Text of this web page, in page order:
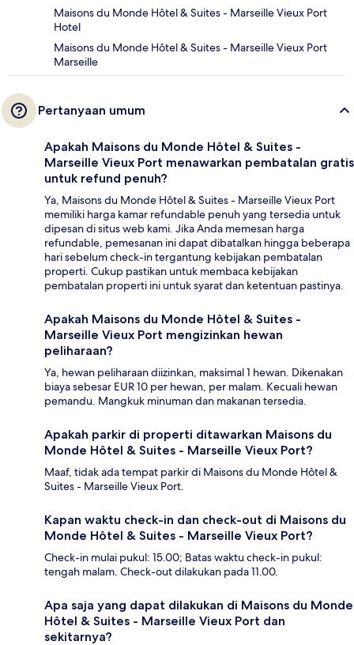
Maisons du Monde Hôtel & Suites - Marseille Vieux Port
Hotel
Maisons du Monde Hôtel & Suites - Marseille Vieux Port
Marseille
Pertanyaan umum
Apakah Maisons du Monde Hôtel & Suites -
Marseille Vieux Port menawarkan pembatalan gratis
untuk refund penuh?
Ya, Maisons du Monde Hôtel & Suites - Marseille Vieux Port
memiliki harga kamar refundable penuh yang tersedia untuk
dipesan di situs web kami. Jika Anda memesan harga
refundable, pemesanan ini dapat dibatalkan hingga beberapa
hari sebelum check-in tergantung kebijakan pembatalan
properti. Cukup pastikan untuk membaca kebijakan
pembatalan properti ini untuk syarat dan ketentuan pastinya.
Apakah Maisons du Monde Hôtel & Suites -
Marseille Vieux Port mengizinkan hewan
peliharaan?
Ya, hewan peliharaan diizinkan, maksimal 1 hewan. Dikenakan
biaya sebesar EUR 10 per hewan, per malam. Kecuali hewan
pemandu. Mangkuk minuman dan makanan tersedia.
Apakah parkir di properti ditawarkan Maisons du
Monde Hôtel & Suites - Marseille Vieux Port?
Maaf, tidak ada tempat parkir di Maisons du Monde Hôtel &
Suites - Marseille Vieux Port.
Kapan waktu check-in dan check-out di Maisons du
Monde Hôtel & Suites - Marseille Vieux Port?
Check-in mulai pukul: 15.00; Batas waktu check-in pukul:
tengah malam. Check-out dilakukan pada 11.00.
Apa saja yang dapat dilakukan di Maisons du Monde
Hôtel & Suites - Marseille Vieux Port dan
sekitarnya?